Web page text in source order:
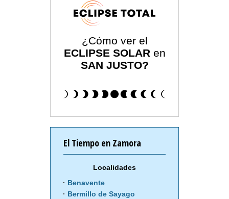
¿Cómo ver el
ECLIPSE SOLAR en
SAN JUSTO?
El Tiempo en Zamora
Localidades
Benavente
Bermillo de Sayago